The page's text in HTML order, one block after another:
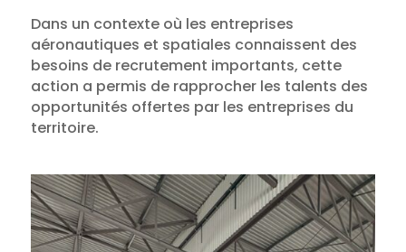
Dans un contexte où les entreprises
aéronautiques et spatiales connaissent des
besoins de recrutement importants, cette
action a permis de rapprocher les talents des
opportunités offertes par les entreprises du
territoire.